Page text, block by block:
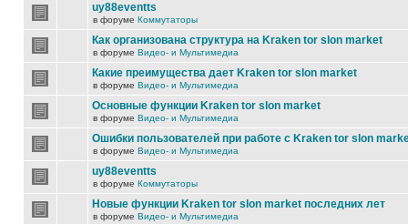
uy88eventts
в форуме Коммутаторы
Как организована структура на Kraken tor slon market
в форуме Видео- и Мультимедиа
Какие преимущества дает Kraken tor slon market
в форуме Видео- и Мультимедиа
Основные функции Kraken tor slon market
в форуме Видео- и Мультимедиа
Ошибки пользователей при работе с Kraken tor slon
в форуме Видео- и Мультимедиа
uy88eventts
в форуме Коммутаторы
Новые функции Kraken tor slon market последних лет
в форуме Видео- и Мультимедиа